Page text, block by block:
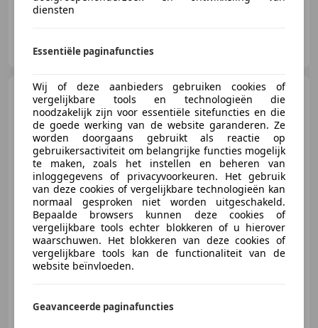
NL-8561 EX BALK
Ferrari 599SA Aperta - Rosso
F1 2007 - 1 of 80
€ 1.999.950
09/2011 6.124 km Benzine 493 kW (670 PK)
Bernards Exclusives B.V.
NL-3447 GK WOERDEN
diensten
Essentiële paginafuncties
Wij of deze aanbieders gebruiken cookies of
vergelijkbare tools en technologieën die
noodzakelijk zijn voor essentiële sitefuncties en die
de goede werking van de website garanderen. Ze
worden doorgaans gebruikt als reactie op
gebruikersactiviteit om belangrijke functies mogelijk
te maken, zoals het instellen en beheren van
inloggegevens of privacyvoorkeuren. Het gebruik
van deze cookies of vergelijkbare technologieën kan
normaal gesproken niet worden uitgeschakeld.
Bepaalde browsers kunnen deze cookies of
vergelijkbare tools echter blokkeren of u hierover
waarschuwen. Het blokkeren van deze cookies of
vergelijkbare tools kan de functionaliteit van de
website beïnvloeden.
Geavanceerde paginafuncties